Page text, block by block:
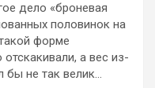
дело «броневая
половинок на
форме
а вес из-
не так велик…